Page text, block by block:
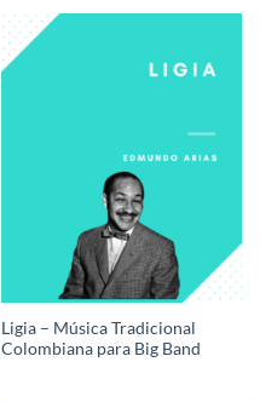
Ligia – Música Tradicional
Colombiana para Big Band